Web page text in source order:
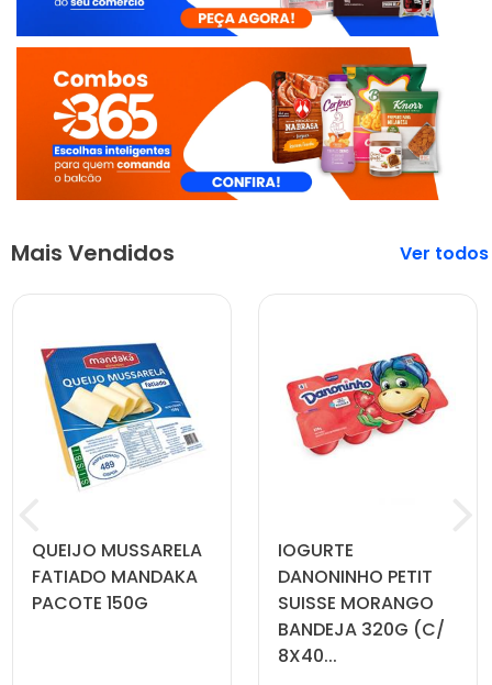
Mais Vendidos
QUEIJO MUSSARELA
FATIADO MANDAKA
PACOTE 150G
IOGURTE
DANONINHO PETIT
SUISSE MORANGO
BANDEJA 320G (C/
8X40...